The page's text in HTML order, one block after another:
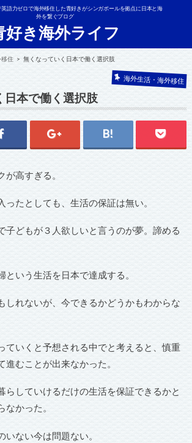
語力ゼロで海外移住した青好きがシンガポールを拠点に日本と海
外を繋ぐブログ
好き海外ライフ
移住 無くなっていく日本で働く選択肢
海外生活・海外移住
日本で働く選択肢
高すぎる。
ったとしても、生活の保証は無い。
子どもが３人欲しいと言うのが夢。諦める
という生活を日本で達成する。
しれないが、今できるかどうかもわからな
ていくと予想される中でと考えると、慎重
進むことが出来なかった。
らしていけるだけの生活を保証できるかと
なかった。
いない今は問題ない。